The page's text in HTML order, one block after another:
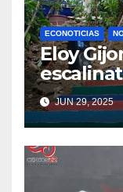
ECONOTICIAS
Eloy
Palmas
Puerto
JUN 29, 2025